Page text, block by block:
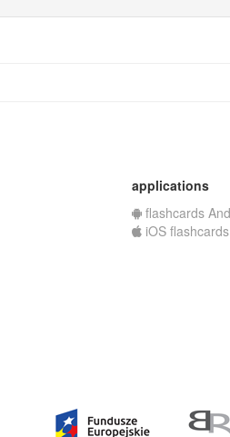
applications
flashcards
iOS flashcards